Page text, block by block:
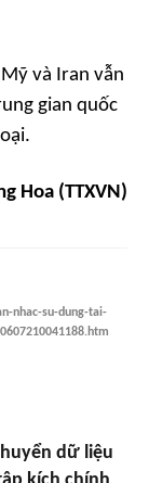
và Iran vẫn
gian quốc
Hoa (TTXVN)
nhac-su-dung-tai-
dữ liệu